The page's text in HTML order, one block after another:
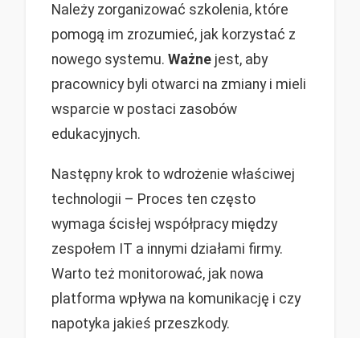
Należy zorganizować szkolenia, które
pomogą im zrozumieć, jak korzystać z
nowego systemu. Ważne jest, aby
pracownicy byli otwarci na zmiany i mieli
wsparcie w postaci zasobów
edukacyjnych.
Następny krok to wdrożenie właściwej
technologii – Proces ten często
wymaga ścisłej współpracy między
zespołem IT a innymi działami firmy.
Warto też monitorować, jak nowa
platforma wpływa na komunikację i czy
napotyka jakieś przeszkody.